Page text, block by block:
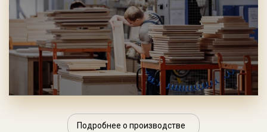
Подробнее о производстве